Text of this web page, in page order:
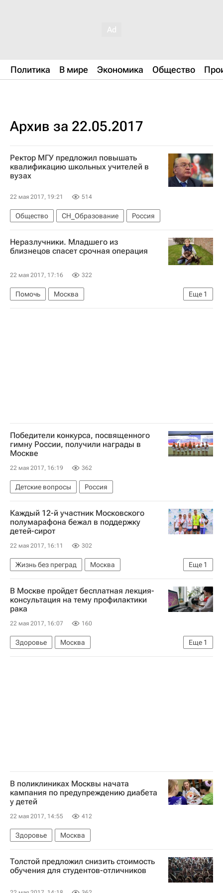
Политика В мире Экономика Общество
Архив за 22.05.2017
Ректор МГУ предложил повышать
квалификацию школьных учителей в
вузах
22 мая 2017, 19:21 514
Общество СН_Образование Россия
Неразлучники. Младшего из
близнецов спасет срочная операция
22 мая 2017, 17:16 322
Еще 1
Помочь
Москва
НИИ детской онкологии и гематологии РОНЦ имени Н.Н. Блохина РАМН
Победители конкурса, посвященного
гимну России, получили награды в
Москве
22 мая 2017, 16:19 362
Детские вопросы Россия
Каждый 12-й участник Московского
полумарафона бежал в поддержку
детей-сирот
22 мая 2017, 16:11 302
Еще 1
Жизнь без преград
Москва
Благотворительный фонд "Арифметика добра"
В Москве пройдет бесплатная лекция-
консультация на тему профилактики
рака
22 мая 2017, 16:07 160
Еще 1
Здоровье
Москва
Вместе против рака (фонд)
В поликлиниках Москвы начата
кампания по предупреждению диабета
у детей
22 мая 2017, 14:55 412
Здоровье Москва
Толстой предложил снизить стоимость
обучения для студентов-отличников